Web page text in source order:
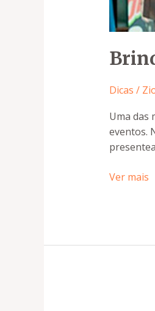
Dicas /
Uma das
eventos.
Ver mais